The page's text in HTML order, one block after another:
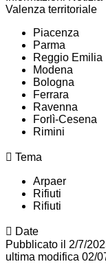
Valenza territoriale
Piacenza
Parma
Reggio Emilia
Modena
Bologna
Ferrara
Ravenna
Forlì-Cesena
Rimini
Tema
Arpaer
Rifiuti
Rifiuti
Date
Pubblicato il 2/7/
ultima modifica 02/